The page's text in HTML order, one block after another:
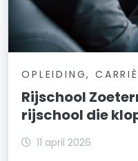
OPLEIDING,
Rijschool
rijschool die
11 april 2026